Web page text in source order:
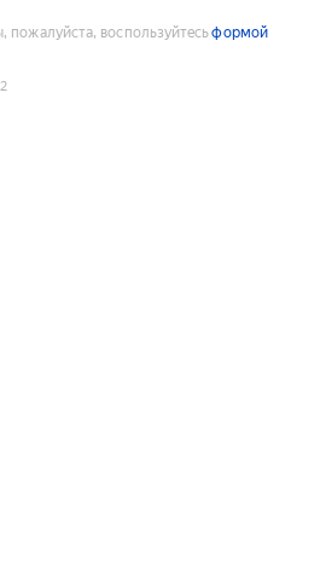
пожалуйста, воспользуйтесьформой